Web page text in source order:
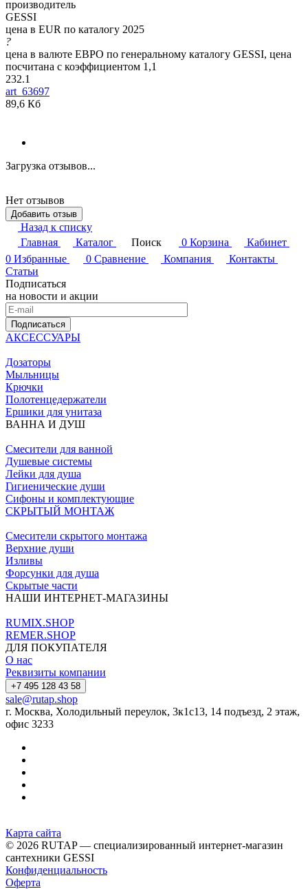
производитель
GESSI
цена в EUR по каталогу 2025
?
цена в валюте ЕВРО по генеральному каталогу GESSI, цена
посчитана с коэффициентом 1,1
232.1
art_63697
89,6 Кб
Загрузка отзывов...
Нет отзывов
Добавить отзыв
Назад к списку
Главная
Каталог Поиск 0 Корзина
Кабинет
0 Избранные 0 Сравнение Компания
Контакты
Статьи
Подписаться
на новости и акции
Подписаться
АКСЕССУАРЫ
Дозаторы
Мыльницы
Крючки
Полотенцедержатели
Ершики для унитаза
ВАННА И ДУШ
Смесители для ванной
Душевые системы
Лейки для душа
Гигиенические души
Сифоны и комплектующие
СКРЫТЫЙ МОНТАЖ
Смесители скрытого монтажа
Верхние души
Изливы
Форсунки для душа
Скрытые части
НАШИ ИНТЕРНЕТ-МАГАЗИНЫ
RUMIX.SHOP
REMER.SHOP
ДЛЯ ПОКУПАТЕЛЯ
О нас
Реквизиты компании
+7 495 128 43 58
sale@rutap.shop
г. Москва, Холодильный переулок, 3к1с13, 14 подъезд, 2 этаж,
офис 3233
Карта сайта
© 2026 RUTAP — специализированный интернет-магазин
сантехники GESSI
Конфиденциальность
Оферта